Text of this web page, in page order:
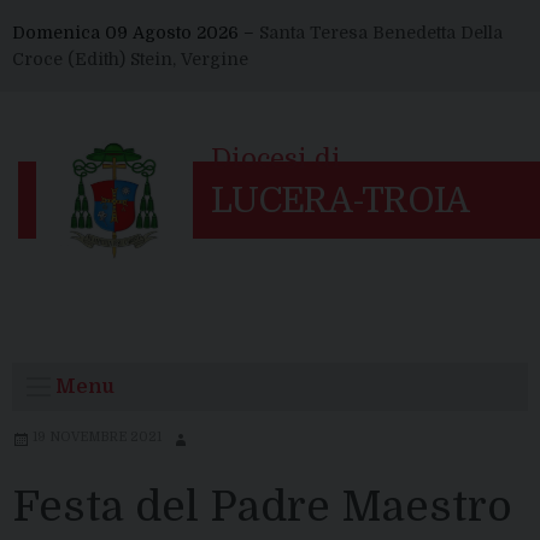
to
content
Domenica 09 Agosto 2026 – Santa Teresa Benedetta Della
Croce (Edith) Stein, Vergine
Menu
Festa del Padre Maestro